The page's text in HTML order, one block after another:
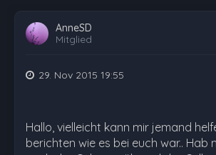
AnneSD
Mitglied
29. Nov 2015 19:55
Hallo, vielleicht kann mir jemand
berichten wie es bei euch war.. Hab